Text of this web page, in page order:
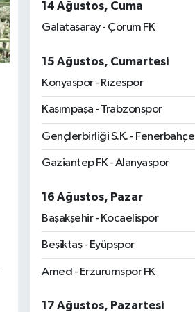
14 Ağustos, Cuma
Galatasaray - Çorum FK
15 Ağustos, Cumartesi
Konyaspor - Rizespor
Kasımpaşa - Trabzonspor
Gençlerbirliği S.K. - Fenerbahçe
Gaziantep FK - Alanyaspor
16 Ağustos, Pazar
Başakşehir - Kocaelispor
Beşiktaş - Eyüpspor
Amed - Erzurumspor FK
17 Ağustos, Pazartesi